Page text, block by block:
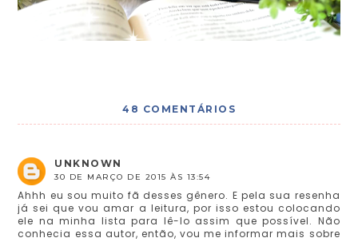
48 COMENTÁRIOS
UNKNOWN
30 DE MARÇO DE 2015 ÀS 13:54
Ahhh eu sou muito fã desses gênero. E pela sua resenha
já sei que vou amar a leitura, por isso estou colocando
ele na minha lista para lê-lo assim que possível. Não
conhecia essa autor, então, vou me informar mais sobre